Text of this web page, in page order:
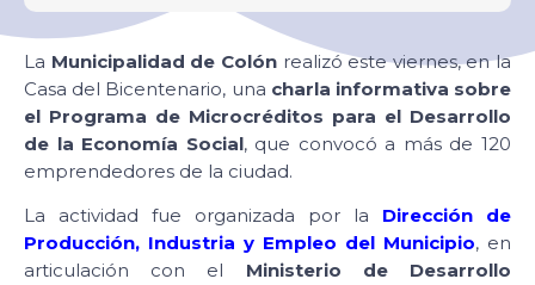
La Municipalidad de Colónrealizó este viernes, en la
Casa del Bicentenario, una charla informativa sobre
el Programa de Microcréditos para el Desarrollo
de la Economía Social, que convocó a más de 120
emprendedores de la ciudad.
La actividad fue organizada por la Dirección de
Producción, Industria y Empleo del Municipio, en
articulación con el Ministerio de Desarrollo